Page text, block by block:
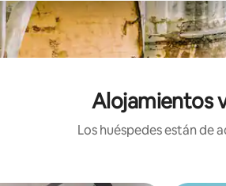
Alojamientos
Los huéspedes están de